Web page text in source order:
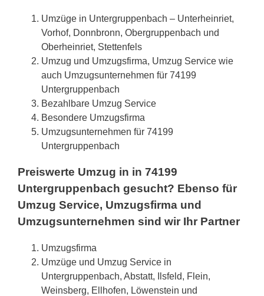
Umzüge in Untergruppenbach – Unterheinriet,
Vorhof, Donnbronn, Obergruppenbach und
Oberheinriet, Stettenfels
Umzug und Umzugsfirma, Umzug Service wie
auch Umzugsunternehmen für 74199
Untergruppenbach
Bezahlbare Umzug Service
Besondere Umzugsfirma
Umzugsunternehmen für 74199
Untergruppenbach
Preiswerte Umzug in in 74199
Untergruppenbach gesucht? Ebenso für
Umzug Service, Umzugsfirma und
Umzugsunternehmen sind wir Ihr Partner
Umzugsfirma
Umzüge und Umzug Service in
Untergruppenbach, Abstatt, Ilsfeld, Flein,
Weinsberg, Ellhofen, Löwenstein und